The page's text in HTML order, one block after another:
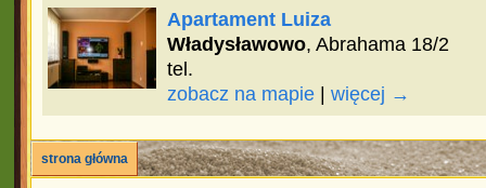
Apartament Luiza
Władysławowo, Abrahama 18/2
tel.
zobacz na mapie| więcej →
strona główna